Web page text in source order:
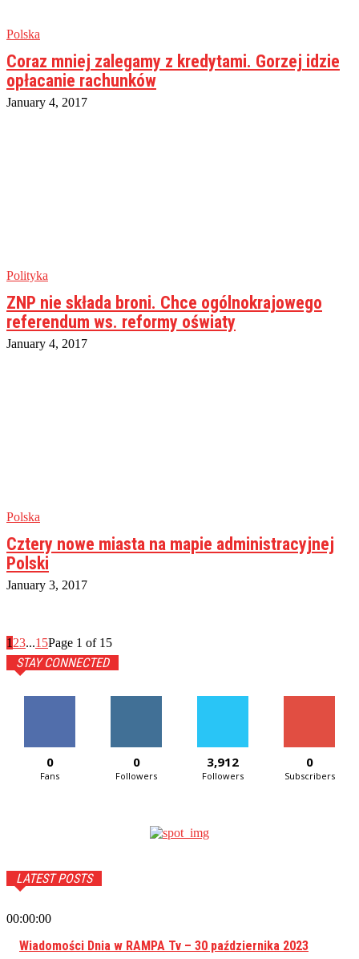
Polska
Coraz mniej zalegamy z kredytami. Gorzej idzie
opłacanie rachunków
January 4, 2017
Polityka
ZNP nie składa broni. Chce ogólnokrajowego
referendum ws. reformy oświaty
January 4, 2017
Polska
Cztery nowe miasta na mapie administracyjnej
Polski
January 3, 2017
1 23...15Page 1 of 15
STAY CONNECTED
0
Fans
0
Followers
3,912
Followers
0
Subscribers
LATEST POSTS
00:00:00
Wiadomości Dnia w RAMPA Tv – 30 października 2023